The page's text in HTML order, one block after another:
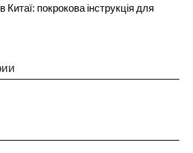
покрокова інструкція для